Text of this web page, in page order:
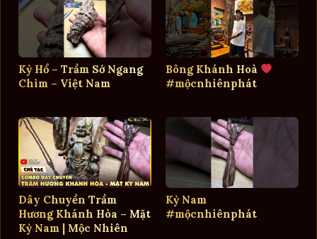
Kỳ Hổ – Trầm Sớ Ngang
Chìm – Việt Nam
Bông Khánh Hoà
#mộcnhiênphát
Dây Chuyền Trầm
Hương Khánh Hòa – Mặt
Kỳ Nam | Mộc Nhiên
Kỳ Nam
#mộcnhiênphát